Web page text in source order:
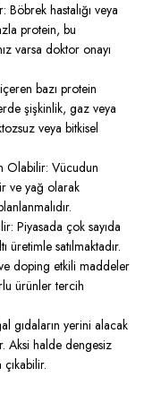
hastalığı veya
protein, bu
varsa doktor onayı
bazı protein
şişkinlik, gaz veya
veya bitkisel
Olabilir: Vücudun
ve yağ olarak
Piyasada çok sayıda
üretimle satılmaktadır.
doping etkili maddeler
ürünler tercih
gıdaların yerini alacak
Aksi halde dengesiz